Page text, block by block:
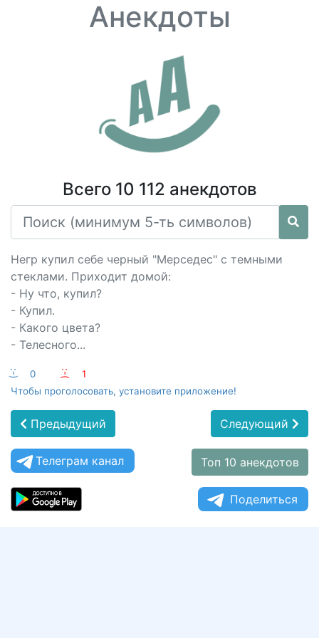
Анекдоты
Всего 10 112 анекдотов
Негр купил себе черный "Мерседес" с темными
стеклами. Приходит домой:
- Ну что, купил?
- Купил.
- Какого цвета?
- Телесного...
:-) 0 :-(
1
Чтобы проголосовать, установите приложение!
Предыдущий Следующий
Телеграм канал Топ 10 анекдотов
Поделиться